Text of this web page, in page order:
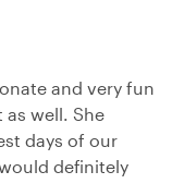
and very fun
as well. She
days of our
definitely